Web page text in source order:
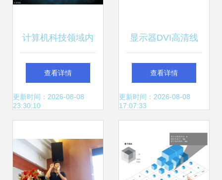
计算机科技领域内
技术开发中的专家
系统知识库存储策
查看详情
更新时间：2026-08-08
23:30:10
显示器DVI高清线
多少起批_福源荣
达_电脑_笔记本_
查看详情
更新时间：2026-08-08
17:07:33